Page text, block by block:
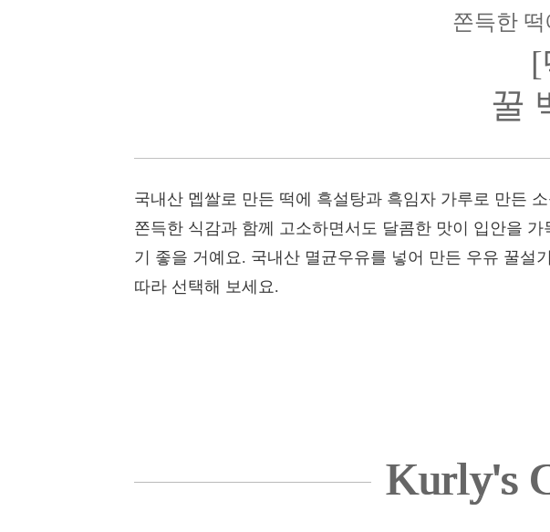
쫀득한
[
꿀
국내산 멥쌀로 만든 떡에 흑설탕과 흑임자 가루로 만든
쫀득한 식감과 함께 고소하면서도 달콤한 맛이 입안을
기 좋을 거예요. 국내산 멸균우유를 넣어 만든 우유 꿀설
따라 선택해 보세요.
Kurly's